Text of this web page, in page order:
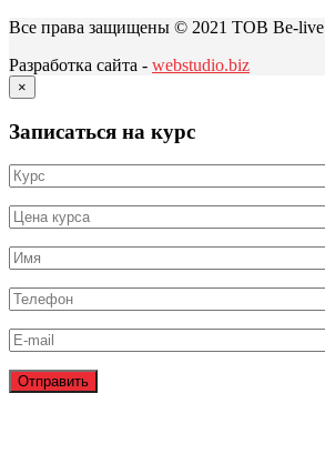
Все права защищены © 2021 ТОВ Be-live
Разработка сайта - webstudio.biz
×
Записаться на курс